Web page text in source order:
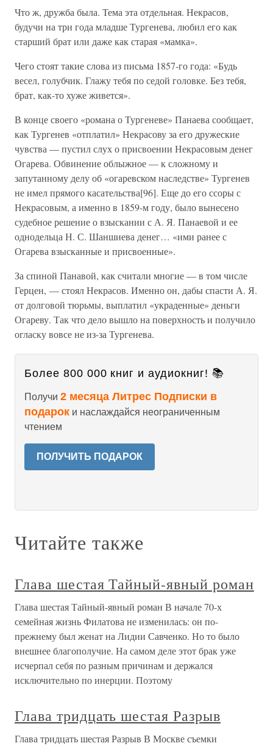
Что ж, дружба была. Тема эта отдельная. Некрасов,
будучи на три года младше Тургенева, любил его как
старший брат или даже как старая «мамка».
Чего стоят такие слова из письма 1857-го года: «Будь
весел, голубчик. Глажу тебя по седой головке. Без тебя,
брат, как-то хуже живется».
В конце своего «романа о Тургеневе» Панаева сообщает,
как Тургенев «отплатил» Некрасову за его дружеские
чувства — пустил слух о присвоении Некрасовым денег
Огарева. Обвинение облыжное — к сложному и
запутанному делу об «огаревском наследстве» Тургенев
не имел прямого касательства[96]. Еще до его ссоры с
Некрасовым, а именно в 1859-м году, было вынесено
судебное решение о взыскании с А. Я. Панаевой и ее
однодельца Н. С. Шаншиева денег… «ими ранее с
Огарева взысканные и присвоенные».
За спиной Панавой, как считали многие — в том числе
Герцен, — стоял Некрасов. Именно он, дабы спасти А. Я.
от долговой тюрьмы, выплатил «украденные» деньги
Огареву. Так что дело вышло на поверхность и получило
огласку вовсе не из-за Тургенева.
Более 800 000 книг и аудиокниг! 📚
Получи 2 месяца Литрес Подписки в
подарок и наслаждайся неограниченным
чтением
ПОЛУЧИТЬ ПОДАРОК
Читайте также
Глава шестая Тайный-явный роман
Глава шестая Тайный-явный роман В начале 70-х
семейная жизнь Филатова не изменилась: он по-
прежнему был женат на Лидии Савченко. Но то было
внешнее благополучие. На самом деле этот брак уже
исчерпал себя по разным причинам и держался
исключительно по инерции. Поэтому
Глава тридцать шестая Разрыв
Глава тридцать шестая Разрыв В Москве съемки